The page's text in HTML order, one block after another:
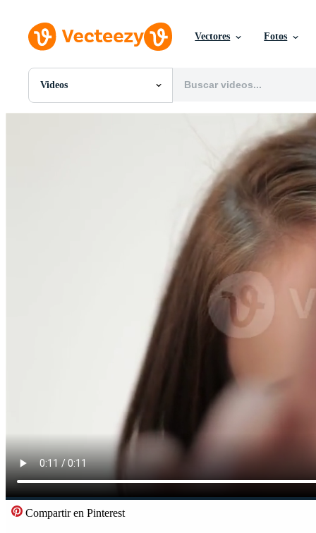
Vectores Fotos
Videos
Todas Imágenes
Compartir en Pinterest